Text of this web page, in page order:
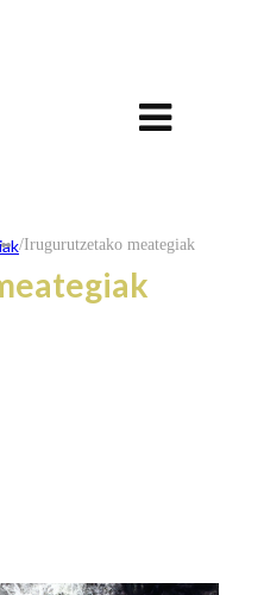
/Irugurutzetako meategiak